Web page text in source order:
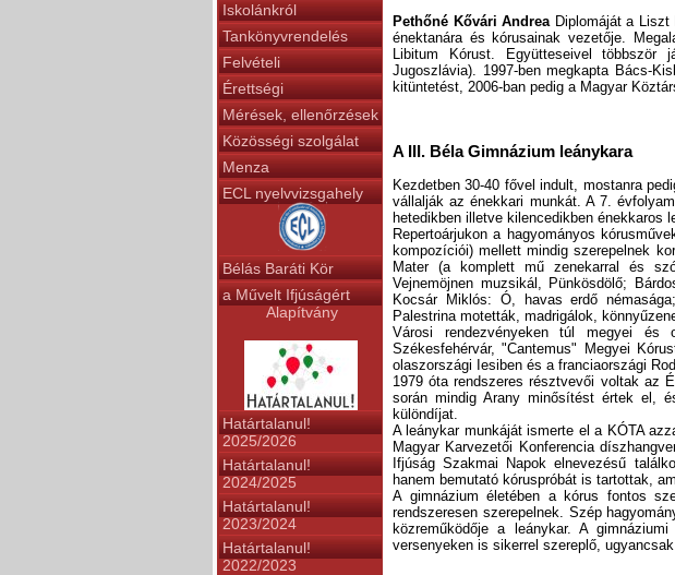
Iskolánkról
Tankönyvrendelés
Felvételi
Érettségi
Mérések, ellenőrzések
Közösségi szolgálat
Menza
ECL nyelvvizsgahely
Bélás Baráti Kör
a Művelt Ifjúságért
Alapítvány
Határtalanul!
2025/2026
Határtalanul!
2024/2025
Határtalanul!
2023/2024
Határtalanul!
2022/2023
Pethőné Kővári AndreaDiplomáját a Liszt
énektanára és kórusainak vezetője.
Libitum Kórust. Együtteseivel többször
Jugoszlávia). 1997-ben megkapta Bács-
kitüntetést, 2006-ban pedig a Magyar
A III. Béla Gimnázium leánykara
Kezdetben 30-40 fővel indult, mostanra
vállalják az énekkari munkát. A 7.
hetedikben illetve kilencedikben énekkaros
Repertoárjukon a hagyományos
kompozíciói) mellett mindig szerepelnek
Mater (a komplett mű zenekarral és
Vejnemöjnen muzsikál, Pünkösdölő;
Kocsár Miklós: Ó, havas erdő
Palestrina motetták, madrigálok,
Városi rendezvényeken túl megyei és
Székesfehérvár, "Cantemus" Megyei
olaszországi Iesiben és a franciaországi
1979 óta rendszeres résztvevői voltak az
során mindig Arany minősítést értek el,
különdíjat.
A leánykar munkáját ismerte el a KÓTA
Magyar Karvezetői Konferencia
Ifjúság Szakmai Napok elnevezésű
hanem bemutató kóruspróbát is tartottak,
A gimnázium életében a kórus fontos
rendszeresen szerepelnek. Szép
közreműködője a leánykar. A
versenyeken is sikerrel szereplő,